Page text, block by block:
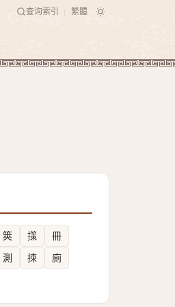
查询索引 繁體
筴 㩍
冊
測 拺 廁